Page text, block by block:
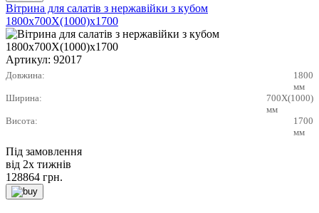
Вітрина для салатів з нержавійки з кубом
1800х700X(1000)х1700
Артикул: 92017
Довжина:
1800
мм
Ширина:
700X(1000)
мм
Висота:
1700
мм
Під замовлення
від 2х тижнів
128864 грн.